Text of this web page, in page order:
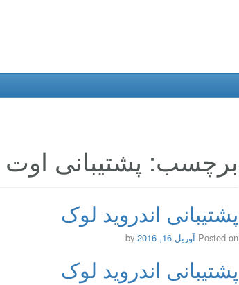
برچسب: پشتیبانی اوت
پشتیبانی اندروید لوک
Posted on آوریل 16, 2016 by
پشتیبانی اندروید لوک